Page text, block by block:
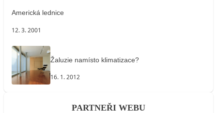
Americká lednice
12. 3. 2001
Žaluzie namísto klimatizace?
16. 1. 2012
PARTNEŘI WEBU